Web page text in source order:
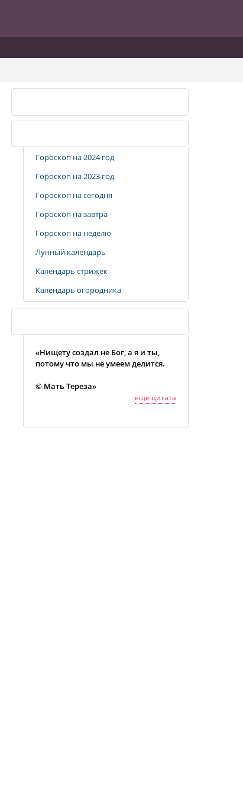
Гороскоп на 2024 год
Гороскоп на 2023 год
Гороскоп на сегодня
Гороскоп на завтра
Гороскоп на неделю
Лунный календарь
Календарь стрижек
Календарь огородника
«Нищету создал не Бог, а я и ты,
потому что мы не умеем делится.
© Мать Тереза»
еще цитата